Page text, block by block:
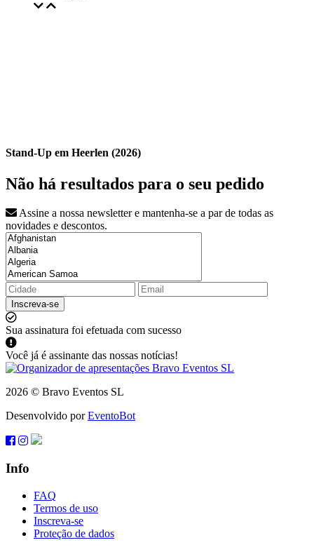
Stand-Up em Heerlen (2026)
Não há resultados para o seu pedido
Assine a nossa newsletter e mantenha-se a par de todas as
novidades e descontos.
Inscreva-se
Sua assinatura foi efetuada com sucesso
Você já é assinante das nossas notícias!
2026 © Bravo Eventos SL
Desenvolvido porEventoBot
Info
FAQ
Termos de uso
Inscreva-se
Proteção de dados